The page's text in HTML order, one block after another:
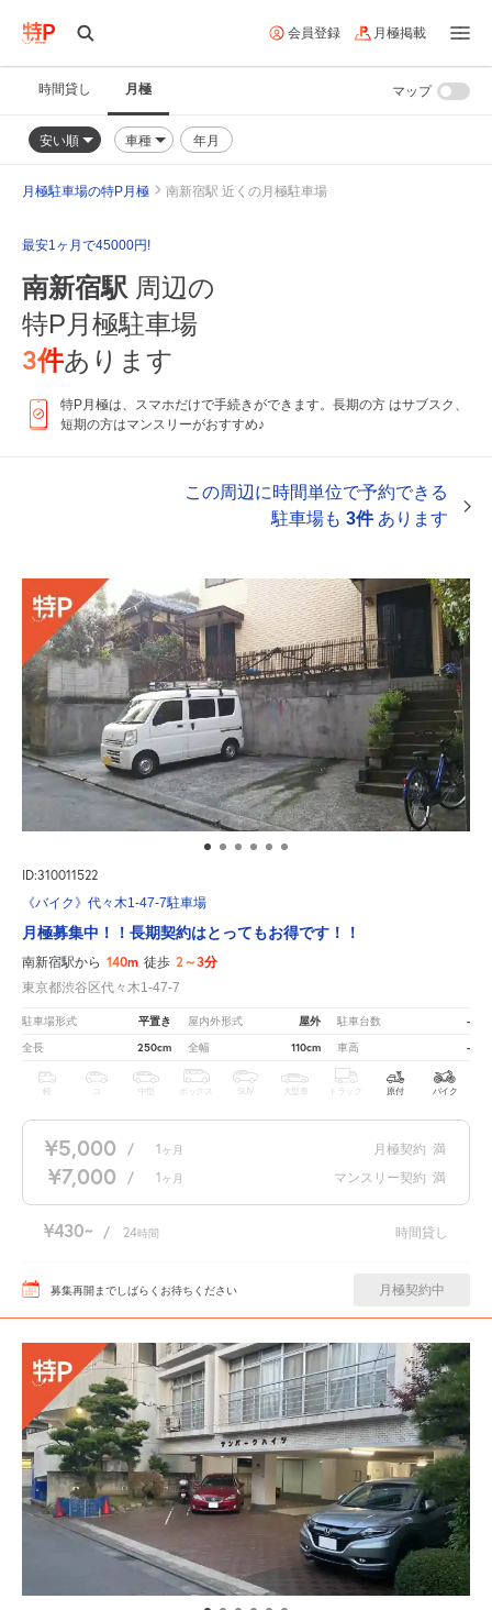
会員登録 月極掲載
時間貸し 月極
安い順 車種 年月
マップ
月極駐車場の特P月極 南新宿駅 近くの月極駐車場
最安1ヶ月で45000円!
南新宿駅 周辺の
特P月極駐車場
3件あります
特P月極は、スマホだけで手続きができます。長期の方 はサブスク、
短期の方はマンスリーがおすすめ♪
この周辺に時間単位で予約できる
駐車場も 3件あります
ID:310011522
《バイク》代々木1-47-7駐車場
月極募集中！！長期契約はとってもお得です！！
南新宿駅から 140m 徒歩 2～3分
東京都渋谷区代々木1-47-7
駐車場形式 平置き 屋内外形式 屋外 駐車台数 -
全長 250cm 全幅 110cm 車高 -
軽 中型 ボックス SUV 大型車 トラック 原付 バイク
¥5,000 / 1 ヶ月 月極契約 満
¥7,000 / 1 ヶ月 マンスリー契約 満
¥430 / 24時間 時間貸し
募集再開までしばらくお待ちください 月極契約中